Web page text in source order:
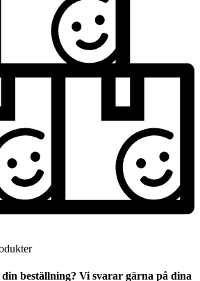
beställning? Vi svarar gärna på dina